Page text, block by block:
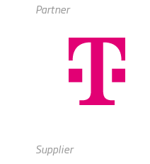
Partner
Supplier